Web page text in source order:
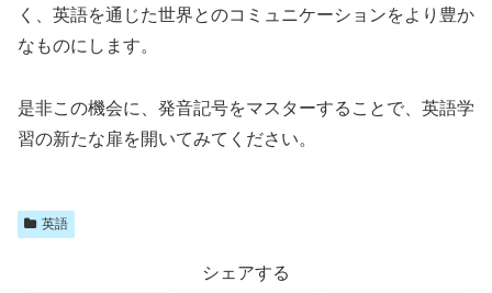
く、英語を通じた世界とのコミュニケーションをより豊か
なものにします。
是非この機会に、発音記号をマスターすることで、英語学
習の新たな扉を開いてみてください。
英語
シェアする